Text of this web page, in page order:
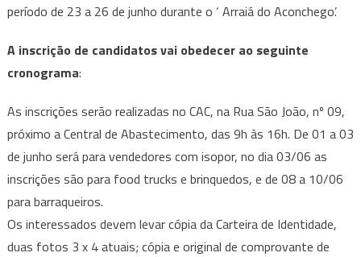
período de 23 a 26 de junho durante o ‘ Arraiá do Aconchego’.
A inscrição de candidatos vai obedecer ao seguinte
cronograma:
As inscrições serão realizadas no CAC, na Rua São João, nº 09,
próximo a Central de Abastecimento, das 9h às 16h. De 01 a 03
de junho será para vendedores com isopor, no dia 03/06 as
inscrições são para food trucks e brinquedos, e de 08 a 10/06
para barraqueiros.
Os interessados devem levar cópia da Carteira de Identidade,
duas fotos 3 x 4 atuais; cópia e original de comprovante de